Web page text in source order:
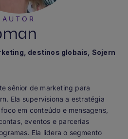
AUTOR
destinos globais , Sojern
sênior de marketing para
Ela supervisiona a estratégia
em conteúdo e mensagens,
eventos e parcerias
Ela lidera o segmento